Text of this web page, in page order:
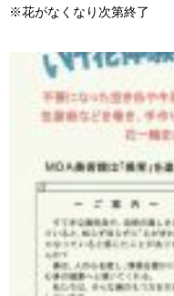
※花がなくなり次第終了